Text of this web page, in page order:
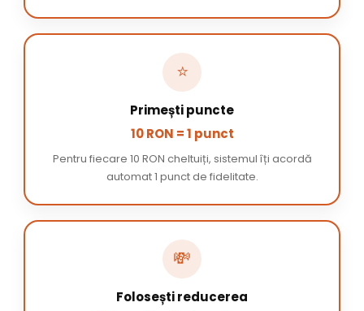
⭐
Primești puncte
10 RON = 1 punct
Pentru fiecare 10 RON cheltuiți, sistemul îți acordă
automat 1 punct de fidelitate.
💸
Folosești reducerea